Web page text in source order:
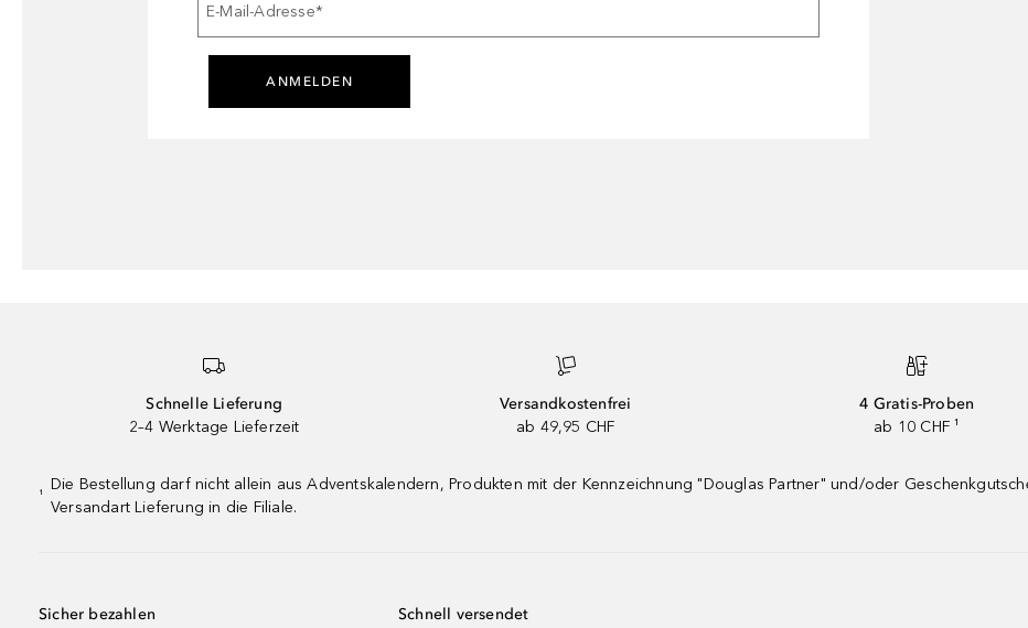
E-Mail-Adresse*
ANMELDEN
Schnelle Lieferung
2–4 Werktage Lieferzeit
Versandkostenfrei
ab 49,95 CHF
4 Gratis-Proben
ab 10 CHF ¹
¹
Die Bestellung darf nicht allein aus Adventskalendern, Produkten mit der Kennzeichnung "Douglas Partner" und/oder
Versandart Lieferung in die Filiale.
Sicher bezahlen Schnell versendet